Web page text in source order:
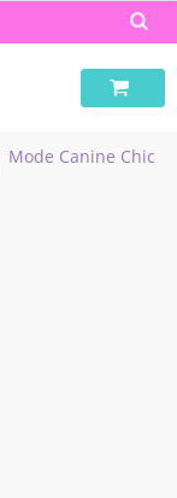
Canine Chic